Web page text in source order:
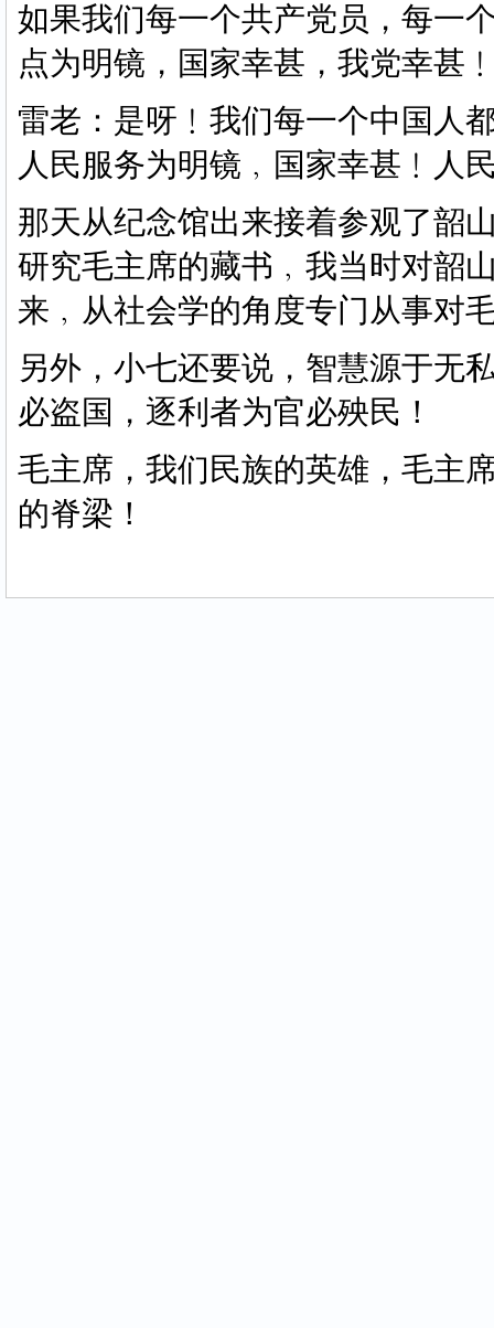
如果我们每一个共产党员，每一
点为明镜，国家幸甚，我党幸甚
雷老：是呀﹗我们每一个中国人
人民服务为明镜﹐国家幸甚﹗人
那天从纪念馆出来接着参观了韶
研究毛主席的藏书﹐我当时对韶
来﹐从社会学的角度专门从事对
另外，小七还要说，智慧源于无
必盗国，逐利者为官必殃民！
毛主席，我们民族的英雄，毛主
的脊梁！